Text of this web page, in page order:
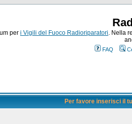
per i Vigili del Fuoco Radioriparatori. Nella
FAQ
Per favore inserisci il